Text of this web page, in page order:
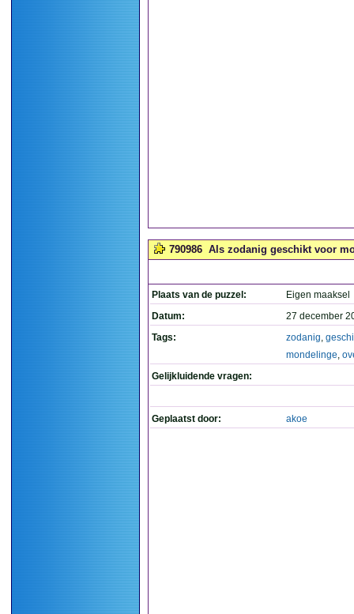
790986 Als zodanig geschikt voor
Plaats van de puzzel:
Eigen maaksel
Datum:
27 december
Tags:
zodanig,
mondelinge,
Gelijkluidende vragen:
Geplaatst door: akoe